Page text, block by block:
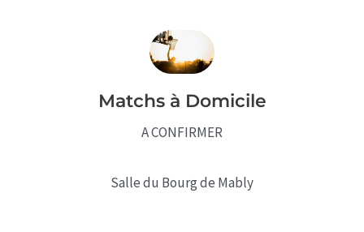
Matchs à Domicile
A CONFIRMER
Salle du Bourg de Mably